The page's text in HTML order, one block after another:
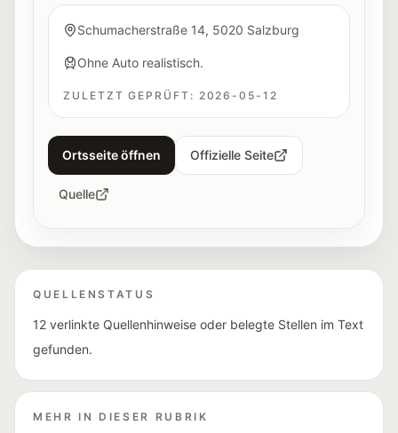
Schumacherstraße 14, 5020 Salzburg
Ohne Auto realistisch.
ZULETZT GEPRÜFT: 2026-05-12
Ortsseite öffnen Offizielle Seite
Quelle
QUELLENSTATUS
12 verlinkte Quellenhinweise oder belegte Stellen im Text
gefunden.
MEHR IN DIESER RUBRIK